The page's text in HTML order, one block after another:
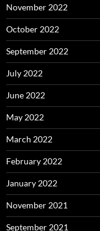
November 2022
October 2022
September 2022
July 2022
June 2022
May 2022
March 2022
February 2022
January 2022
November 2021
September 2021